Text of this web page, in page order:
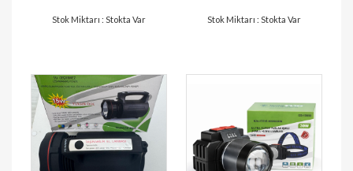
Stok Miktarı : Stokta Var Stok Miktarı : Stokta Var